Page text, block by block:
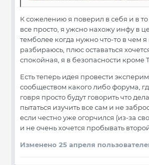
К сожелению я поверил в себя и в
все просто, я ужсно нахожу инфу в
темболее когда нужно что-то в чем
разбираюсь, плюс оставаться
спокойная, я в безопасности кроме
Есть теперь идея провести
сообществом какого либо форума,
говря просто будут говорить что
пытаться изучить все сам и не
если честно уже огорчился (из-за
и не очень хочется пробывать
Изменено 25 апреля